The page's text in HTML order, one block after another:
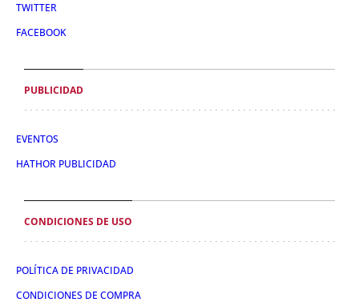
TWITTER
FACEBOOK
PUBLICIDAD
EVENTOS
HATHOR PUBLICIDAD
CONDICIONES DE USO
POLÍTICA DE PRIVACIDAD
CONDICIONES DE COMPRA